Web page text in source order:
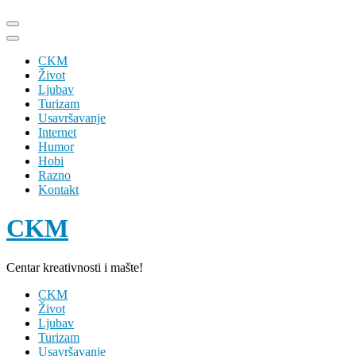
Skip
to
(Press
Enter)
CKM
Život
Ljubav
Turizam
Usavršavanje
Internet
Humor
Hobi
Razno
Kontakt
CKM
Centar kreativnosti i mašte!
CKM
Život
Ljubav
Turizam
Usavršavanje